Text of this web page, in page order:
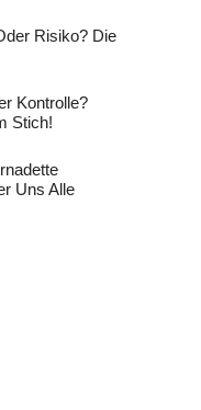
Risiko? Die
Kontrolle?
Stich!
Uns Alle